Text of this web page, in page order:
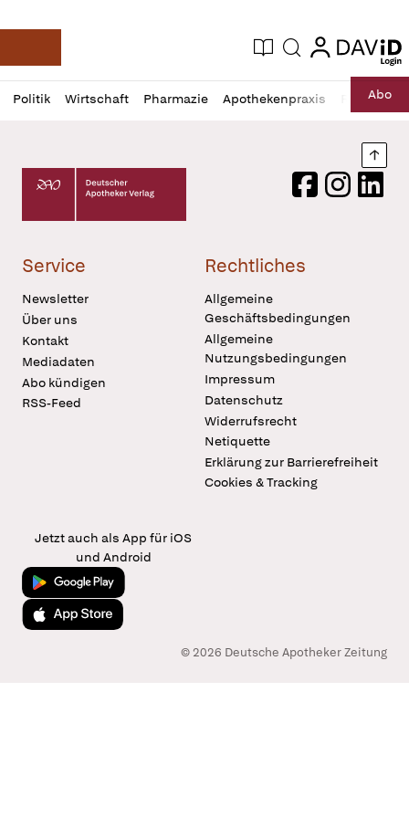
Deutsche Apotheker Zeitung
Aktuelle Ausgabe
Suche login
login
Politik Wirtschaft Pharmazie Apothekenpraxis RechtAbo
Profil
öffnen
Daz
Pur
Deutscher Apotheker Verlag Logo
FacebookInstagram
Service
Newsletter
Über uns
Kontakt
Mediadaten
Abo kündigen
RSS-Feed
Rechtliches
Allgemeine
Geschäftsbedingungen
Allgemeine
Nutzungsbedingungen
Impressum
Datenschutz
Widerrufsrecht
Netiquette
Erklärung zur Barrierefreiheit
Cookies & Tracking
Jetzt auch als App für iOS
und Android
Jetzt bei Google Play
Laden im App Store
© 2026 Deutsche Apotheker Zeitung